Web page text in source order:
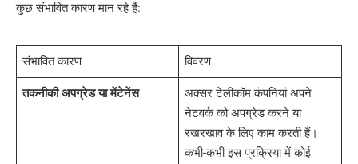
कुछ संभावित कारण मान रहे हैं:
संभावित कारण विवरण
तकनीकी अपग्रेड या मेंटेनेंस
अक्सर टेलीकॉम कंपनियां अपने
नेटवर्क को अपग्रेड करने या
रखरखाव के लिए काम करती हैं।
कभी-कभी इस प्रक्रिया में कोई